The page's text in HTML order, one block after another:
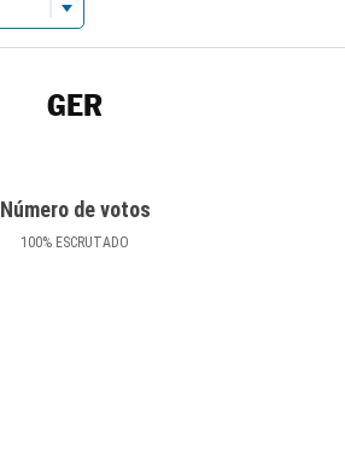
GER
Número de votos
100% ESCRUTADO